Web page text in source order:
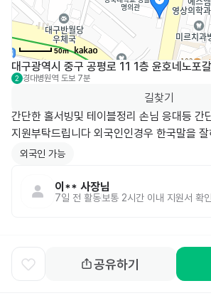
50m
대구광역시 중구 공평로 11 1층 윤호네노포갈
2 경대병원역 도보 7분
길찾기
간단한 홀서빙및 테이블정리 손님 응대등 간
지원부탁드립니다 외국인인경우 한국말을
외국인 가능
이** 사장님
7일 전 활동보통 2시간 이내 지원서 확인
공유하기